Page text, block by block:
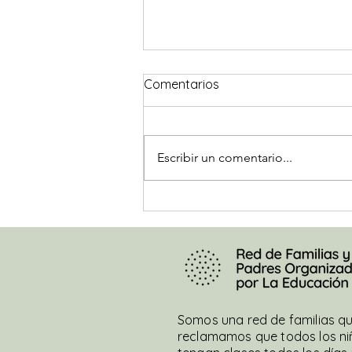
#DecileNoAGraham
La titular de la Defensoría de
vulneraban derechos
fundamentales de la niñez,...
Comentarios
Escribir un comentario...
Somos una red de familias
reclamamos que todos los